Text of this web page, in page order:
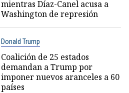
mientras Díaz-Canel acusa a
Washington de represión
Donald Trump
Coalición de 25 estados
demandan a Trump por
imponer nuevos aranceles a 60
países